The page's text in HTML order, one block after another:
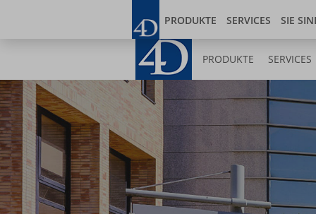
PRODUKTE SERVICES SIE
Blog
PRODUKTE SERVICES